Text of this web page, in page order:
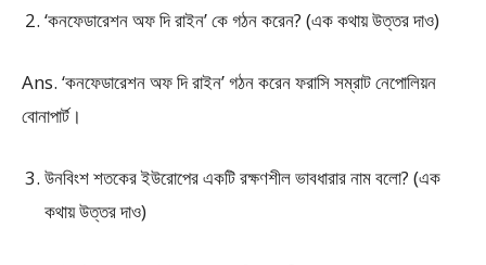
‘কনফেডারেশন অফ দি রাইন’ কে গঠন করেন? (এক কথায় উত্তর দাও)
Ans. ‘কনফেডারেশন অফ দি রাইন’ গঠন করেন ফরাসি সম্রাট নেপোলিয়ন
বোনাপার্ট।
উনবিংশ শতকের ইউরোপের একটি রক্ষণশীল ভাবধারার নাম বলো? (এক
কথায় উত্তর দাও)